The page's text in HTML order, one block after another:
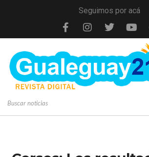
Seguimos por acá